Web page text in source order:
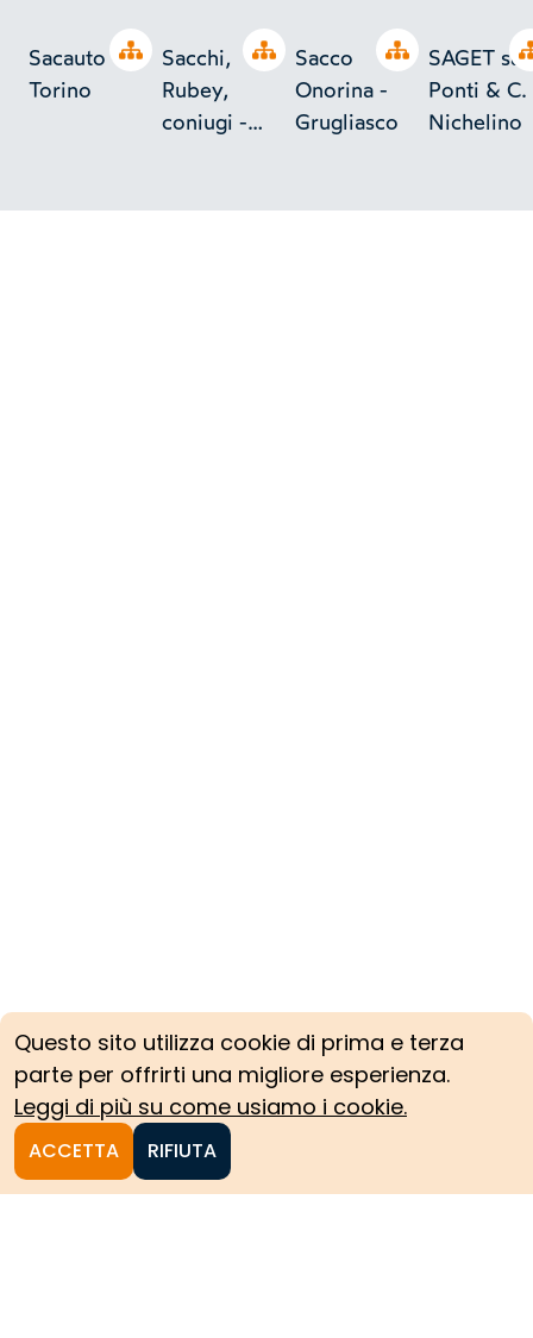
Questo sito utilizza cookie di prima e terza
parte per offrirti una migliore esperienza.
Leggi di più su come usiamo i cookie.
ACCETTA RIFIUTA
Open tree
Sacauto -
Torino
Open tree
Sacchi,
Rubey,
coniugi -
Open tree
Sacco
Onorina -
Grugliasco
SAGET
Ponti & C.
Nichelino